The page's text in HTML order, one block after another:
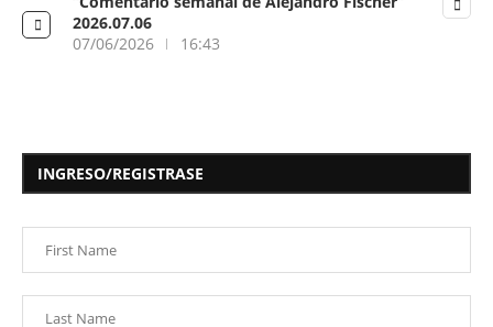
2026.07.06
07/06/2026
16:43
INGRESO/REGISTRASE